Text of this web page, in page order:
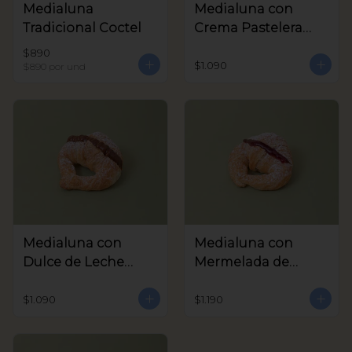
Medialuna
Tradicional Coctel
$890
$890 por und
Medialuna con
Crema Pastelera
$1.090
Medialuna con
Dulce de Leche
$1.090
Medialuna con
Mermelada de
$1.190